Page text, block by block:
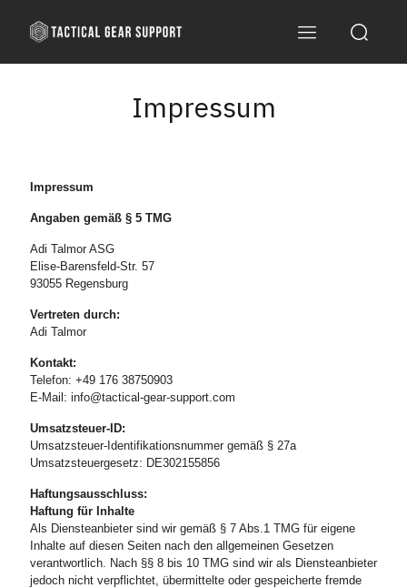
Impressum
Impressum
Angaben gemäß § 5 TMG
Adi Talmor ASG
Elise-Barensfeld-Str. 57
93055 Regensburg
Vertreten durch:
Adi Talmor
Kontakt:
Telefon: +49 176 38750903
E-Mail: info@tactical-gear-support.com
Umsatzsteuer-ID:
Umsatzsteuer- Identifikationsnummer gemäß § 27a
Umsatzsteuergesetz: DE302155856
Haftungsausschluss:
Haftung für Inhalte
Als Diensteanbieter sind wir gemäß § 7 Abs.1 TMG für eigene
Inhalte auf diesen Seiten nach den allgemeinen Gesetzen
verantwortlich. Nach §§ 8 bis 10 TMG sind wir als Diensteanbieter
jedoch nicht verpflichtet, übermittelte oder gespeicherte fremde